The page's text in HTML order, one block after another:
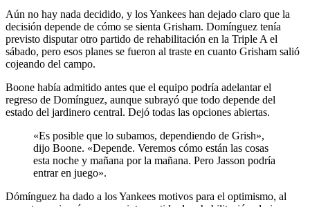
Aún no hay nada decidido, y los Yankees han dejado claro que la
decisión depende de cómo se sienta Grisham. Domínguez tenía
previsto disputar otro partido de rehabilitación en la Triple A el
sábado, pero esos planes se fueron al traste en cuanto Grisham salió
cojeando del campo.
Boone había admitido antes que el equipo podría adelantar el
regreso de Domínguez, aunque subrayó que todo depende del
estado del jardinero central. Dejó todas las opciones abiertas.
«Es posible que lo subamos, dependiendo de Grish»,
dijo Boone. «Depende. Veremos cómo están las cosas
esta noche y mañana por la mañana. Pero Jasson podría
entrar en juego».
Dómínguez ha dado a los Yankees motivos para el optimismo, al